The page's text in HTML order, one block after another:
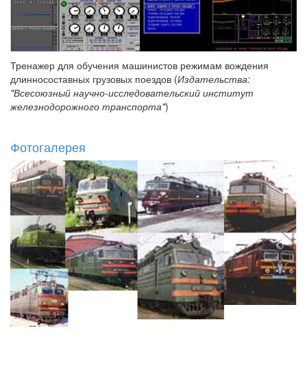
Тренажер для обучения машинистов режимам вождения
длинносоставных грузовых поездов (Издательства:
"Всесоюзный научно-исследовательский институт
железнодорожного транспорта")
Фотогалерея